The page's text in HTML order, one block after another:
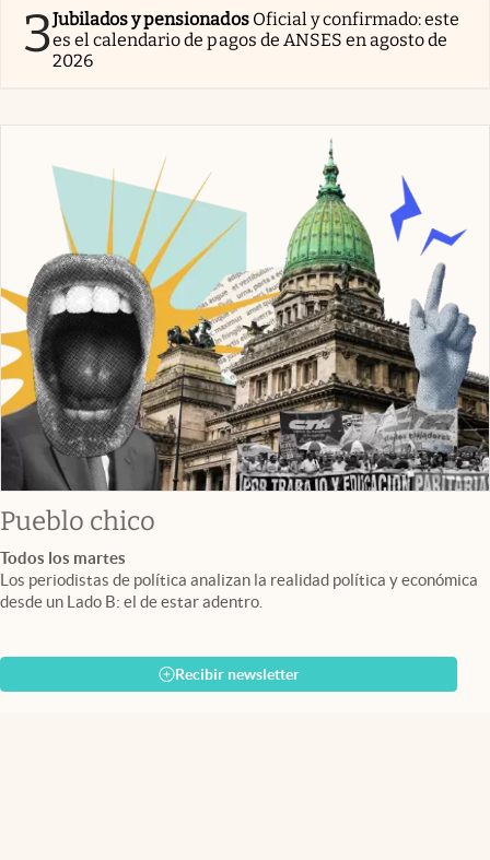
3Jubilados y pensionados Oficial y confirmado: este
es el calendario de pagos de ANSES en agosto de
2026
Pueblo chico
Todos los martes
Los periodistas de política analizan la realidad política y económica
desde un Lado B: el de estar adentro.
Recibir newsletter